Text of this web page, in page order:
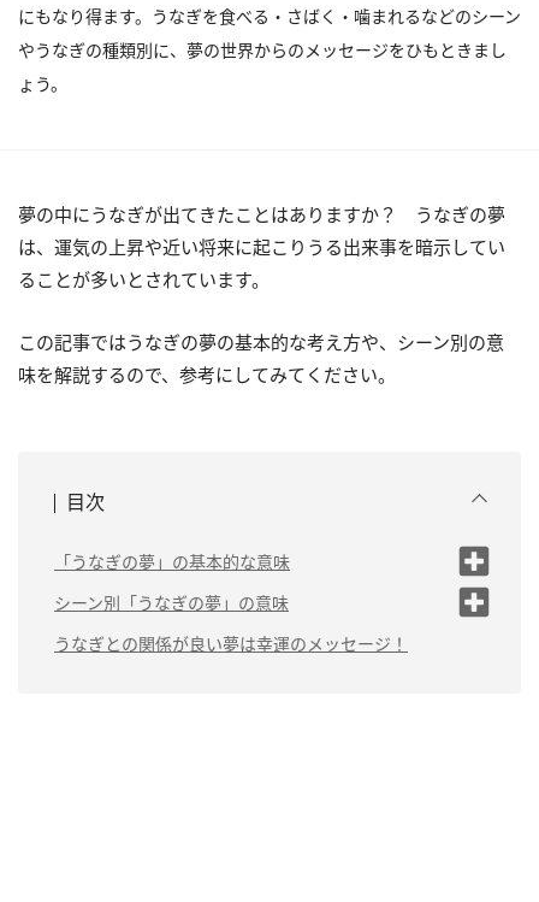
にもなり得ます。うなぎを食べる・さばく・噛まれるなどのシーン
やうなぎの種類別に、夢の世界からのメッセージをひもときまし
ょう。
夢の中にうなぎが出てきたことはありますか？ うなぎの夢
は、運気の上昇や近い将来に起こりうる出来事を暗示してい
ることが多いとされています。
この記事ではうなぎの夢の基本的な考え方や、シーン別の意
味を解説するので、参考にしてみてください。
目次
「うなぎの夢」の基本的な意味
（1）運気の上昇
（2）女性が見るうなぎの夢は男性との関わりを表し
ている
シーン別「うなぎの夢」の意味
（1）うなぎが釣れる夢は「幸運が起こる前触れ」
うなぎとの関係が良い夢は幸運のメッセージ！